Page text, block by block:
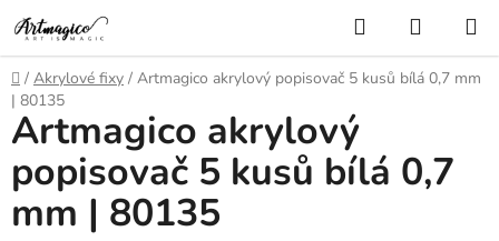
Přejít
na
obsah
Hledat
KOŠÍK
Domů
/ Akrylové fixy / Artmagico akrylový popisovač 5 kusů bílá 0,7 mm
| 80135
Artmagico akrylový
popisovač 5 kusů bílá 0,7
mm | 80135